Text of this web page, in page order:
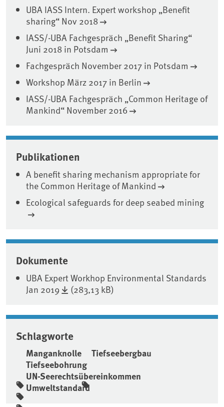
UBA IASS Intern. Expert workshop „Benefit
sharing“ Nov 2018
IASS/-UBA Fachgespräch „Benefit Sharing“
Juni 2018 in Potsdam
Fachgespräch November 2017 in Potsdam
Workshop März 2017 in Berlin
IASS/-UBA Fachgespräch „Common Heritage of
Mankind“ November 2016
Publikationen
A benefit sharing mechanism appropriate for
the Common Heritage of Mankind
Ecological safeguards for deep seabed mining
Dokumente
UBA Expert Workhop Environmental Standards
Jan 2019
(283,13 kB)
Schlagworte
Manganknolle
Tiefseebergbau
Tiefseebohrung
UN-Seerechtsübereinkommen
Umweltstandard